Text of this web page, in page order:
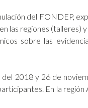
del FONDEP,
las regiones
sobre las
2018 y 26 de
En la